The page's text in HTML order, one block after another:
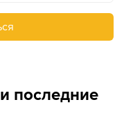
последние